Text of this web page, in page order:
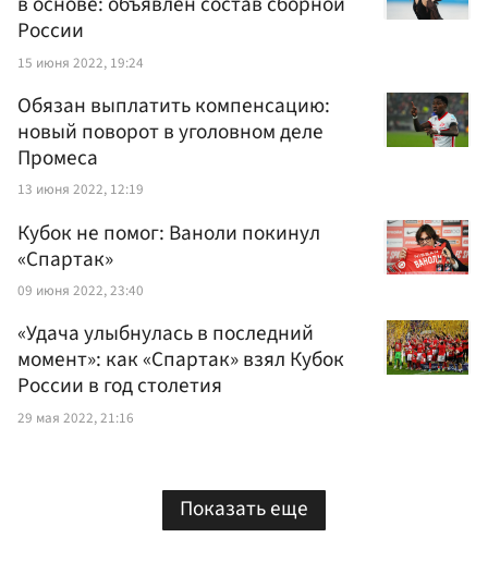
России
15 июня 2022, 19:24
Обязан выплатить компенсацию:
новый поворот в уголовном деле
Промеса
13 июня 2022, 12:19
Кубок не помог: Ваноли покинул
«Спартак»
09 июня 2022, 23:40
«Удача улыбнулась в последний
момент»: как «Спартак» взял Кубок
России в год столетия
29 мая 2022, 21:16
Показать еще